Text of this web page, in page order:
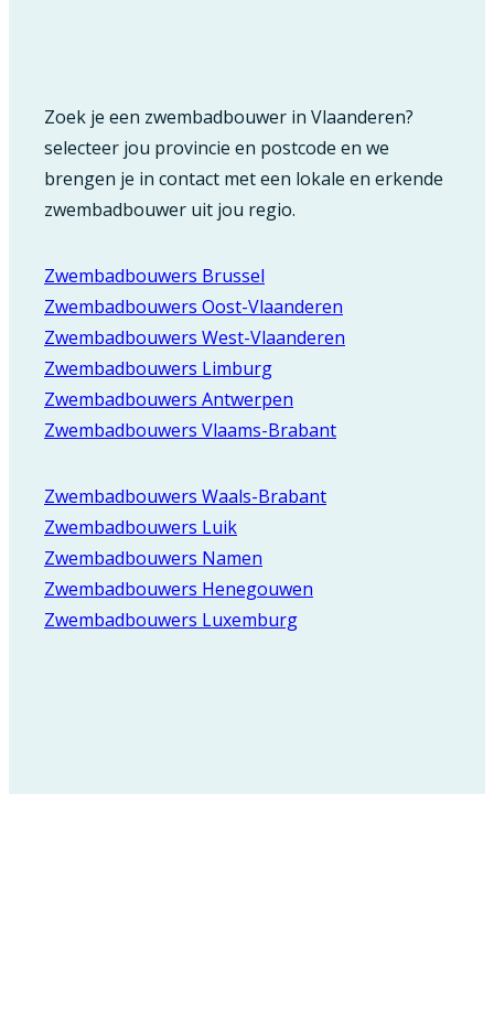
Zoek je een zwembadbouwer in Vlaanderen?
selecteer jou provincie en postcode en we
brengen je in contact met een lokale en erkende
zwembadbouwer uit jou regio.
Zwembadbouwers Brussel
Zwembadbouwers Oost-Vlaanderen
Zwembadbouwers West-Vlaanderen
Zwembadbouwers Limburg
Zwembadbouwers Antwerpen
Zwembadbouwers Vlaams-Brabant
Zwembadbouwers Waals-Brabant
Zwembadbouwers Luik
Zwembadbouwers Namen
Zwembadbouwers Henegouwen
Zwembadbouwers Luxemburg